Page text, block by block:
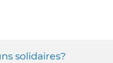
solidaires?